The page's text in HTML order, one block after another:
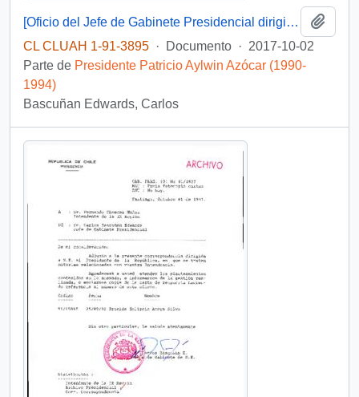
[Oficio del Jefe de Gabinete Presidencial dirigido al Ministro Secretario General de Gobierno]
CL CLUAH 1-91-3895 · Documento · 2017-10-02
Parte de Presidente Patricio Aylwin Azócar (1990-
1994)
Bascuñan Edwards, Carlos